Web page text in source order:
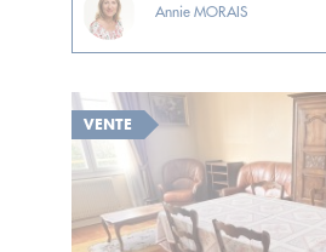
Annie MORAIS
VENTE